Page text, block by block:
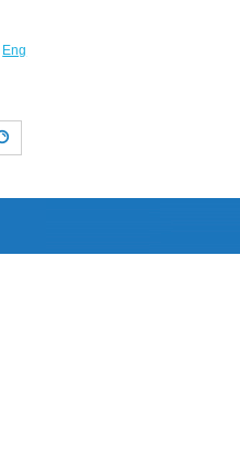
Eng